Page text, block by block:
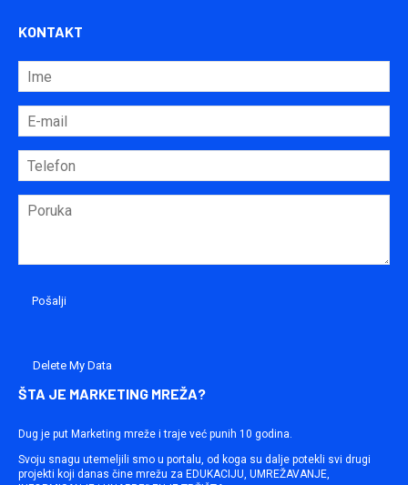
KONTAKT
Delete My Data
ŠTA JE MARKETING MREŽA?
Dug je put Marketing mreže i traje već punih 10 godina.
Svoju snagu utemeljili smo u portalu, od koga su dalje potekli svi drugi
projekti koji danas čine mrežu za EDUKACIJU, UMREŽAVANJE,